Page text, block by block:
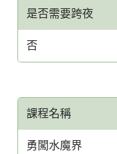
是否需要跨夜
否
課程名稱
勇闖水魔界